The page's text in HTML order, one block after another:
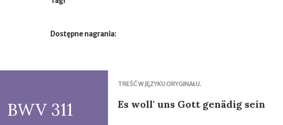
Dostępne nagrania:
TREŚĆ W JĘZYKU ORYGINAŁU.
BWV 311 Es woll' uns Gott genädig sein